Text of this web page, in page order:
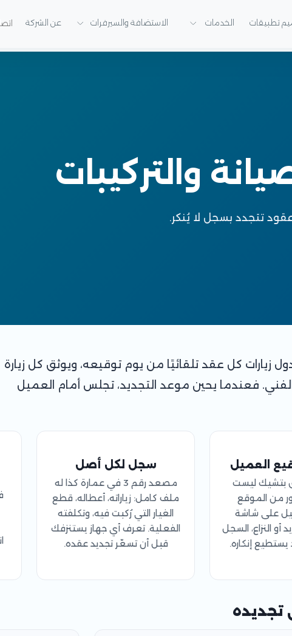
تطبيقات الخدمات الاستضافة والسيرفرات عن الشركة
والتركيبات
تتجدد بسجل لا يُنكر.
زيارات كل عقد تلقائيًا من يوم توقيعه، ويوثق كل زيارة
فعندما يحين موعد التجديد، تجلس أمام العميل
العميل
بتشيك ليست
من الموقع
على شاشة
أو النزاع، السجل
إنكاره.
سجل لكل أصل
مصعد رقم 3 في عمارة كذا له
ملف كامل: زياراته، أعطاله، قطع
الغيار التي رُكبت فيه، وتكلفته
الفعلية. تعرف أي جهاز يستنزفك
قبل أن تسعّر تجديد عقده.
تجديده